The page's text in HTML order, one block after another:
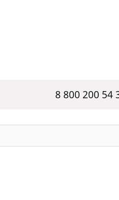
8 800 200 54